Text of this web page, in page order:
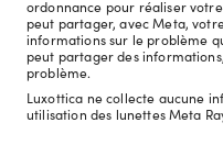
ordonnance pour réaliser
peut partager, avec Meta,
informations sur le problème
peut partager des
problème.
Luxottica ne collecte aucune
utilisation des lunettes Meta